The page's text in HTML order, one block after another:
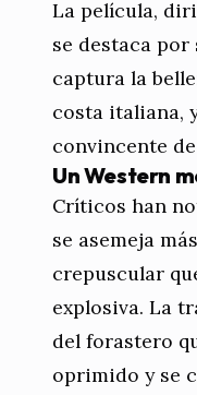
La película,
se destaca
captura la
costa italiana,
convincente
Un Western
Críticos han
se asemeja
crepuscular
explosiva. La
del forastero
oprimido y se